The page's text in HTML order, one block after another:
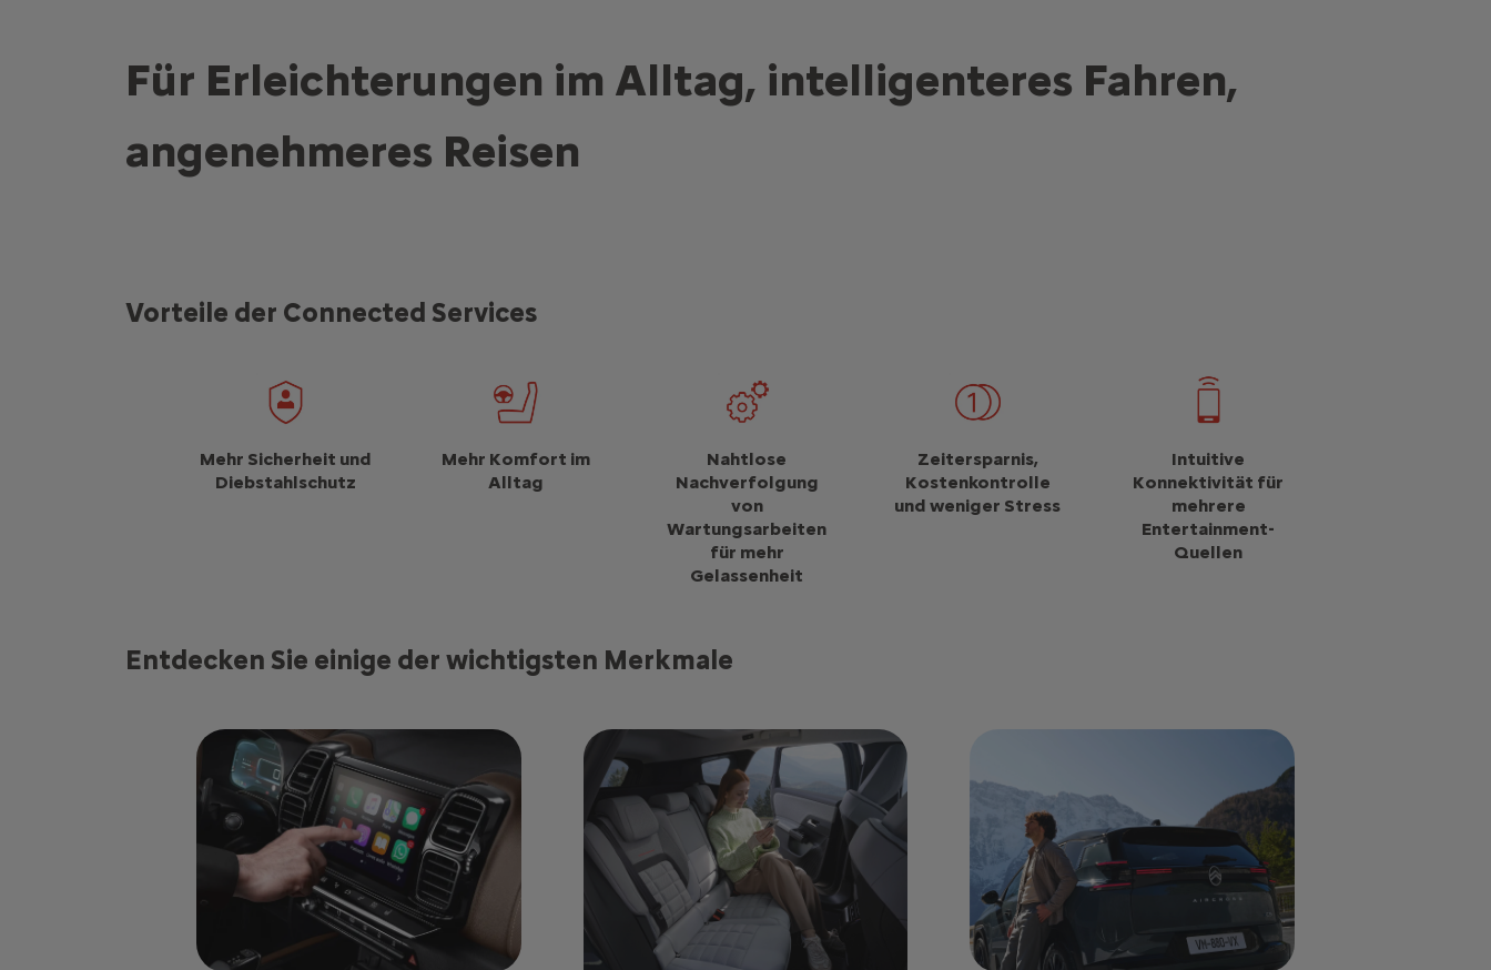
Für Erleichterungen im Alltag, intelligenteres Fahren,
angenehmeres Reisen
Vorteile der Connected Services
Mehr Sicherheit und
Diebstahlschutz
Mehr Komfort im
Alltag
Nahtlose
Nachverfolgung
von
Wartungsarbeiten
für mehr
Gelassenheit
Zeitersparnis,
Kostenkontrolle
und weniger Stress
Intuitive
Konnektivität für
mehrere
Entertainment-
Quellen
Entdecken Sie einige der wichtigsten Merkmale